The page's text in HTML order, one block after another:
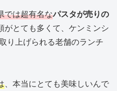
では超有名なパスタが売りの
がとても多くて、ケンミンシ
り上げられる老舗のランチ
、本当にとても美味しいんで